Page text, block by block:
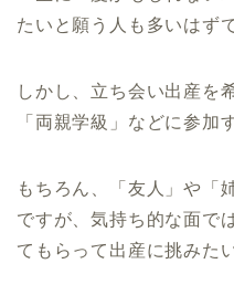
たいと願う人も多いはず
しかし、立ち会い出産を
「両親学級」などに参加
もちろん、「友人」や「
ですが、気持ち的な面で
てもらって出産に挑みた